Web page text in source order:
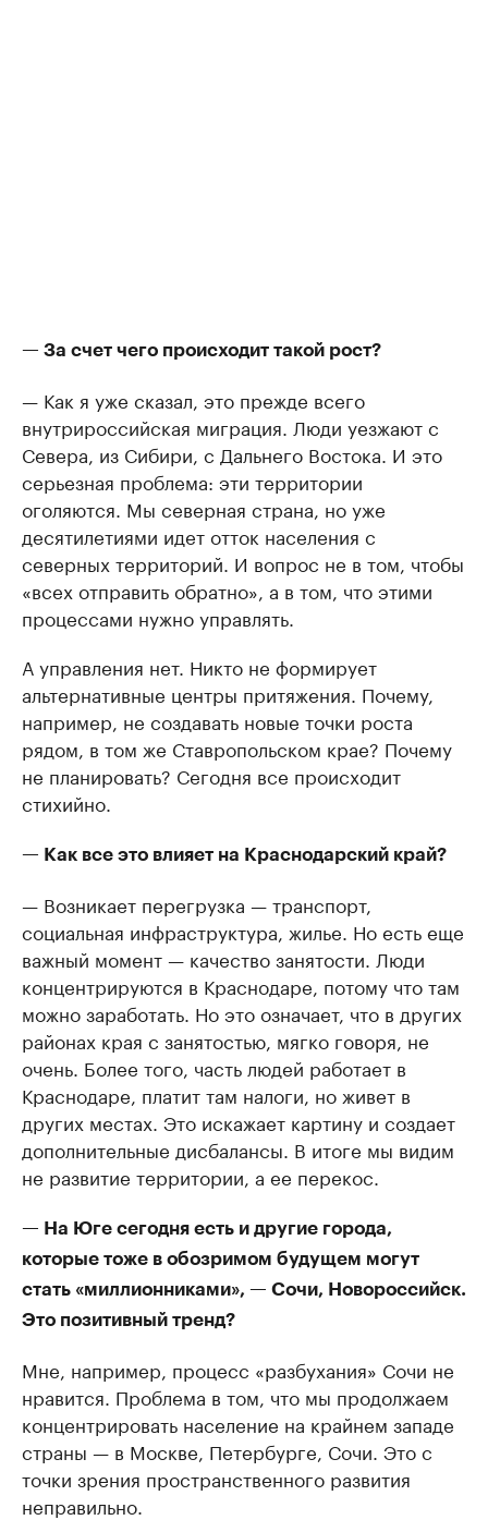
— За счет чего происходит такой рост?
— Как я уже сказал, это прежде всего
внутрироссийская миграция. Люди уезжают с
Севера, из Сибири, с Дальнего Востока. И это
серьезная проблема: эти территории
оголяются. Мы северная страна, но уже
десятилетиями идет отток населения с
северных территорий. И вопрос не в том, чтобы
«всех отправить обратно», а в том, что этими
процессами нужно управлять.
А управления нет. Никто не формирует
альтернативные центры притяжения. Почему,
например, не создавать новые точки роста
рядом, в том же Ставропольском крае? Почему
не планировать? Сегодня все происходит
стихийно.
— Как все это влияет на Краснодарский край?
— Возникает перегрузка — транспорт,
социальная инфраструктура, жилье. Но есть еще
важный момент — качество занятости. Люди
концентрируются в Краснодаре, потому что там
можно заработать. Но это означает, что в других
районах края с занятостью, мягко говоря, не
очень. Более того, часть людей работает в
Краснодаре, платит там налоги, но живет в
других местах. Это искажает картину и создает
дополнительные дисбалансы. В итоге мы видим
не развитие территории, а ее перекос.
— На Юге сегодня есть и другие города,
которые тоже в обозримом будущем могут
стать «миллионниками», — Сочи, Новороссийск.
Это позитивный тренд?
Мне, например, процесс «разбухания» Сочи не
нравится. Проблема в том, что мы продолжаем
концентрировать население на крайнем западе
страны — в Москве, Петербурге, Сочи. Это с
точки зрения пространственного развития
неправильно.